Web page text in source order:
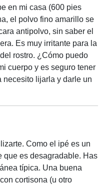
en mi casa (600 pies
el polvo fino amarillo se
antipolvo, sin saber el
Es muy irritante para la
rostro. ¿Cómo puedo
cuerpo y es seguro tener
necesito lijarla y darle un
Como el ipé es un
que es desagradable. Has
típica. Una buena
cortisona (u otro